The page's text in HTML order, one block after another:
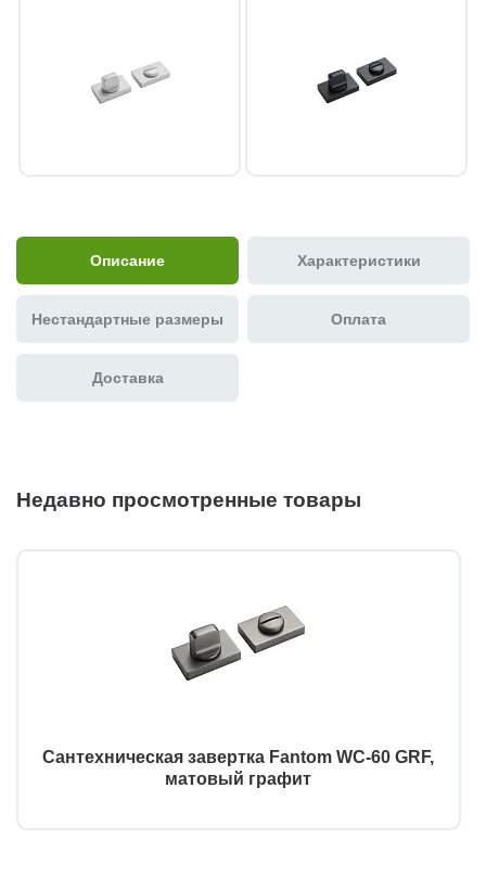
Описание Характеристики
Нестандартные размеры Оплата
Доставка
Недавно просмотренные товары
Сантехническая завертка Fantom WC-60 GRF,
матовый графит